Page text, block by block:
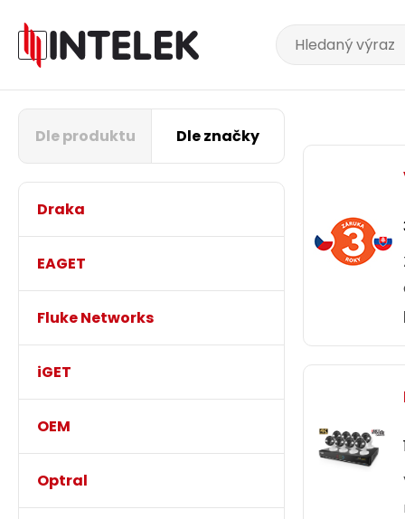
Dle produktu Dle značky
Draka
EAGET
Fluke Networks
iGET
OEM
Optral